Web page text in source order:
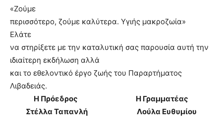
«Ζούμε
περισσότερο, ζούμε καλύτερα. Υγιής μακροζωία»
Ελάτε
να στηρίξετε με την καταλυτική σας παρουσία αυτή την
ιδιαίτερη εκδήλωση αλλά
και το εθελοντικό έργο ζωής του Παραρτήματος
Λιβαδειάς.
Η Πρόεδρος
Η Γραμματέας
Στέλλα Ταπανλή
Λούλα Ευθυμίου